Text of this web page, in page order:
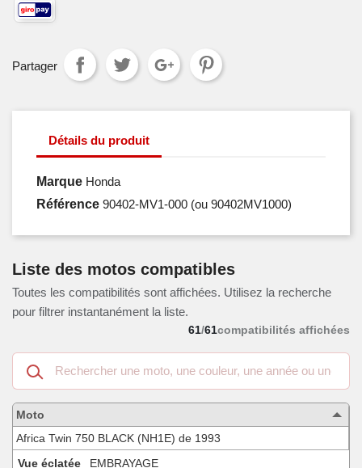
Partager
Détails du produit
Marque Honda
Référence 90402-MV1-000 (ou 90402MV1000)
Liste des motos compatibles
Toutes les compatibilités sont affichées. Utilisez la recherche
pour filtrer instantanément la liste.
61/61compatibilités affichées
Recherche
dans
les
motos
compatibles
Moto
Africa Twin 750 BLACK (NH1E) de 1993
Vue éclatée
EMBRAYAGE